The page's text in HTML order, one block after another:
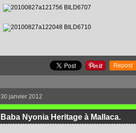
Repost
30 janvier 2012
Baba Nyonia Heritage à Mallaca.